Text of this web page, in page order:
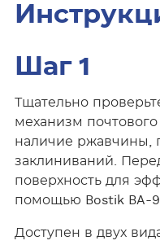
Шаг 1
Тщательно
механизм
наличие ржавчины,
заклиниваний.
поверхность для
помощью Bostik BA-
Доступен в двух